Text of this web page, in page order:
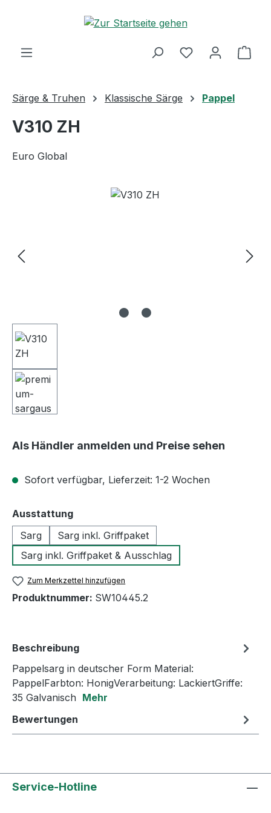
Zum Hauptinhalt springen
Särge & Truhen Klassische Särge Pappel
V310 ZH
Euro Global
Bildergalerie überspringen
Als Händler anmelden und Preise sehen
Sofort verfügbar, Lieferzeit: 1-2 Wochen
Ausstattungauswählen
Sarg
Sarg inkl. Griffpaket
Sarg inkl. Griffpaket & Ausschlag
Zum Merkzettel hinzufügen
Produktnummer: SW10445.2
Beschreibung
Pappelsarg in deutscher Form Material:
PappelFarbton: HonigVerarbeitung: LackiertGriffe:
35 Galvanisch Mehr
Bewertungen
Service-Hotline